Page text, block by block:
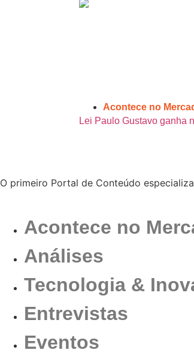
Acontece no
Lei Paulo Gustavo ganha
O primeiro Portal de Conteúdo
Acontece no
Análises
Tecnologia &
Entrevistas
Eventos